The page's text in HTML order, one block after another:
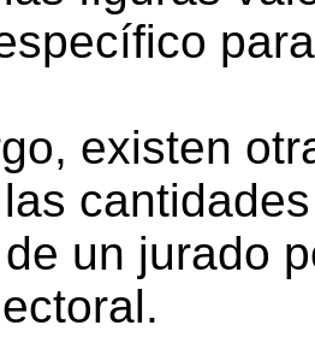
existen
un jurado